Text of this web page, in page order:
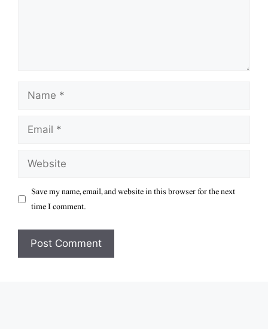
Name
Email
Website
Save my name, email, and website in this browser for the next
time I comment.